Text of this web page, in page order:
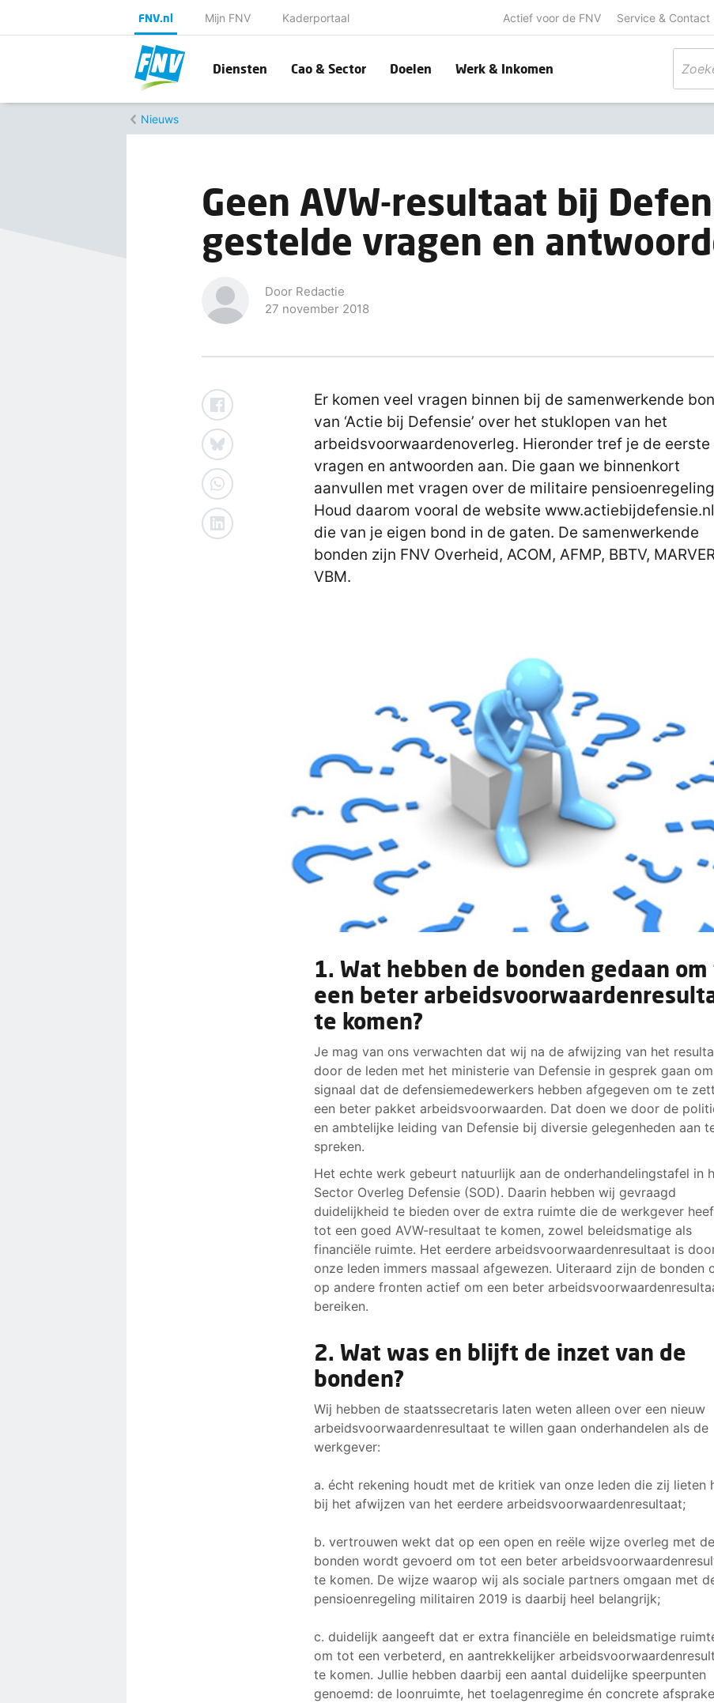
FNV.nl Mijn FNV Kaderportaal Actief voor de FNV Service & Contact
Diensten Cao & Sector Doelen Werk & Inkomen
Nieuws
Geen AVW-resultaat bij
gestelde vragen en
Door Redactie
27 november 2018
Er komen veel vragen binnen bij de samenwerkende
van ‘Actie bij Defensie’ over het stuklopen van het
arbeidsvoorwaardenoverleg. Hieronder tref je de eerste
vragen en antwoorden aan. Die gaan we binnenkort
aanvullen met vragen over de militaire
Houd daarom vooral de website
die van je eigen bond in de gaten. De samenwerkende
bonden zijn FNV Overheid, ACOM, AFMP, BBTV,
VBM.
1. Wat hebben de bonden gedaan
een beter
te komen?
Je mag van ons verwachten dat wij na de afwijzing van het
door de leden met het ministerie van Defensie in gesprek gaan
signaal dat de defensiemedewerkers hebben afgegeven om te
een beter pakket arbeidsvoorwaarden. Dat doen we door de
en ambtelijke leiding van Defensie bij diversie gelegenheden aan
spreken.
Het echte werk gebeurt natuurlijk aan de onderhandelingstafel in
Sector Overleg Defensie (SOD). Daarin hebben wij gevraagd
duidelijkheid te bieden over de extra ruimte die de werkgever
tot een goed AVW-resultaat te komen, zowel beleidsmatige als
financiële ruimte. Het eerdere arbeidsvoorwaardenresultaat is
onze leden immers massaal afgewezen. Uiteraard zijn de bonden
op andere fronten actief om een beter
bereiken.
2. Wat was en blijft de inzet van de
bonden?
Wij hebben de staatssecretaris laten weten alleen over een nieuw
arbeidsvoorwaardenresultaat te willen gaan onderhandelen als de
werkgever:
a. écht rekening houdt met de kritiek van onze leden die zij lieten
bij het afwijzen van het eerdere arbeidsvoorwaardenresultaat;
b. vertrouwen wekt dat op een open en reële wijze overleg met de
bonden wordt gevoerd om tot een beter
te komen. De wijze waarop wij als sociale partners omgaan met
pensioenregeling militairen 2019 is daarbij heel belangrijk;
c. duidelijk aangeeft dat er extra financiële en beleidsmatige
om tot een verbeterd, en aantrekkelijker
te komen. Jullie hebben daarbij een aantal duidelijke speerpunten
genoemd: de loonruimte, het toelagenregime én concrete